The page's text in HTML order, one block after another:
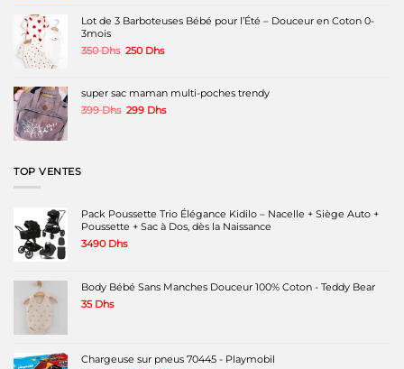
150 Dhs.
128 Dhs.
Lot de 3 Barboteuses Bébé pour l’Été – Douceur en Coton 0-
3mois
350Dhs Le
350 Dhs.
250 DhsLe
250 Dhs.
super sac maman multi-poches trendy
399Dhs Le
299 DhsLe
TOP VENTES
Pack Poussette Trio Élégance Kidilo – Nacelle + Siège Auto +
Poussette + Sac à Dos, dès la Naissance
3490 Dhs
Body Bébé Sans Manches Douceur 100% Coton - Teddy Bear
35 Dhs
Chargeuse sur pneus 70445 - Playmobil